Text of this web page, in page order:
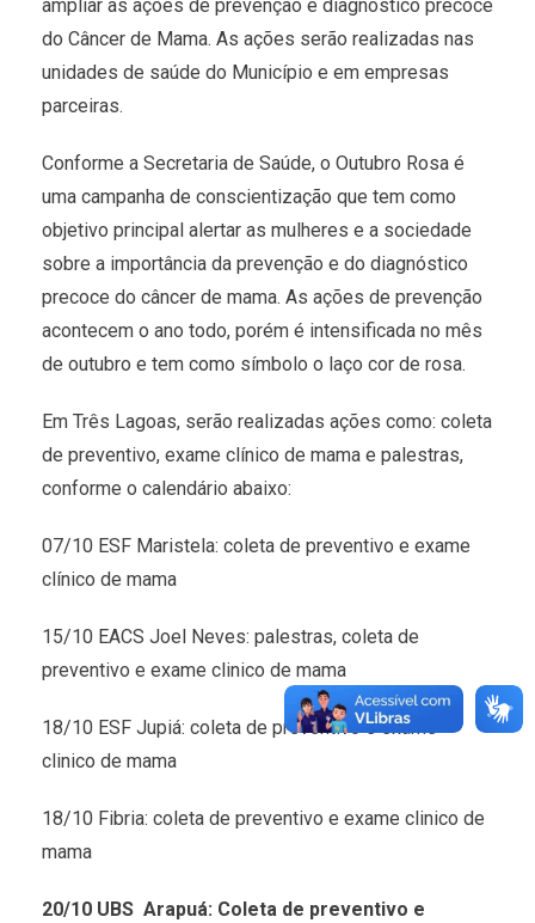
ampliar as ações de prevenção e diagnóstico precoce
do Câncer de Mama. As ações serão realizadas nas
unidades de saúde do Município e em empresas
parceiras.
Conforme a Secretaria de Saúde, o Outubro Rosa é
uma campanha de conscientização que tem como
objetivo principal alertar as mulheres e a sociedade
sobre a importância da prevenção e do diagnóstico
precoce do câncer de mama. As ações de prevenção
acontecem o ano todo, porém é intensificada no mês
de outubro e tem como símbolo o laço cor de rosa.
Em Três Lagoas, serão realizadas ações como: coleta
de preventivo, exame clínico de mama e palestras,
conforme o calendário abaixo:
07/10 ESF Maristela: coleta de preventivo e exame
clínico de mama
15/10 EACS Joel Neves: palestras, coleta de
preventivo e exame clinico de mama
18/10 ESF Jupiá: coleta de preventivo e exame
clinico de mama
18/10 Fibria: coleta de preventivo e exame clinico de
mama
20/10 UBS Arapuá: Coleta de preventivo e